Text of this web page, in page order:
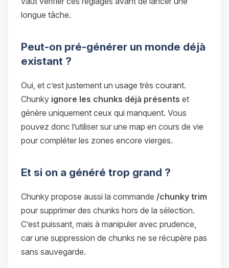
longue tâche.
Peut-on pré-générer un monde déjà
existant ?
Oui, et c’est justement un usage très courant.
Chunky ignore les chunks déjà présents et
génère uniquement ceux qui manquent. Vous
pouvez donc l’utiliser sur une map en cours de vie
pour compléter les zones encore vierges.
Et si on a généré trop grand ?
Chunky propose aussi la commande /chunky trim
pour supprimer des chunks hors de la sélection.
C’est puissant, mais à manipuler avec prudence,
car une suppression de chunks ne se récupère pas
sans sauvegarde.